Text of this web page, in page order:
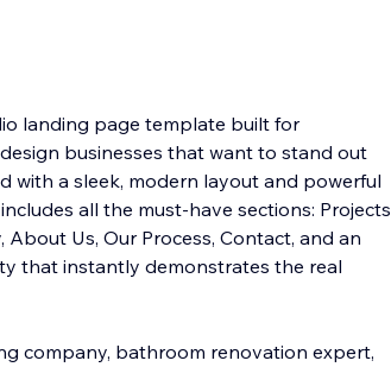
landing page template built for
businesses that want to stand out
with a sleek, modern layout and powerful
all the must-have sections: Projects
About Us, Our Process, Contact, and an
that instantly demonstrates the real
company, bathroom renovation expert,